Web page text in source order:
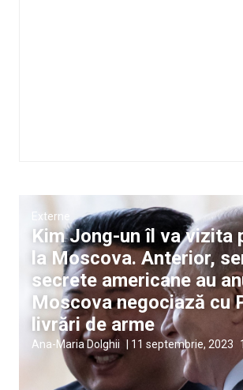
Externe
Kim Jong-un îl va vizita
la Moscova. Anterior,
secrete americane au
Moscova negociază cu
livrări de arme
Ana-Maria Dolghii 11 septembrie, 2023